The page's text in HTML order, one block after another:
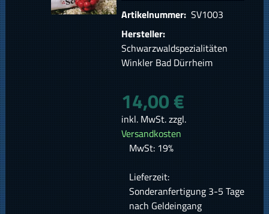
Artikelnummer: SV1003
Hersteller:
Schwarzwaldspezialitäten
Winkler Bad Dürrheim
14,00 €
inkl. MwSt. zzgl.
Versandkosten
MwSt: 19%
Lieferzeit:
Sonderanfertigung 3-5 Tage
nach Geldeingang